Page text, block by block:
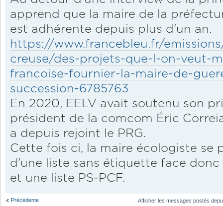
apprend que la maire de la
est adhérente depuis plus d'un an.
https://www.francebleu.fr/
creuse/des-projets-que-l-on-veut-
francoise-fournier-la-maire-de-
succession-6785763
En 2020, EELV avait soutenu son
président de la comcom Éric
a depuis rejoint le PRG.
Cette fois ci, la maire écologiste se
d'une liste sans étiquette face donc
et une liste PS-PCF.
Précédente Afficher les messages postés